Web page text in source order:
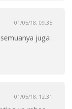
01/05/18, 09.35
juga
01/05/18, 12.31